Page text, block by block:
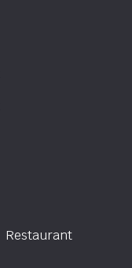
Restaurant